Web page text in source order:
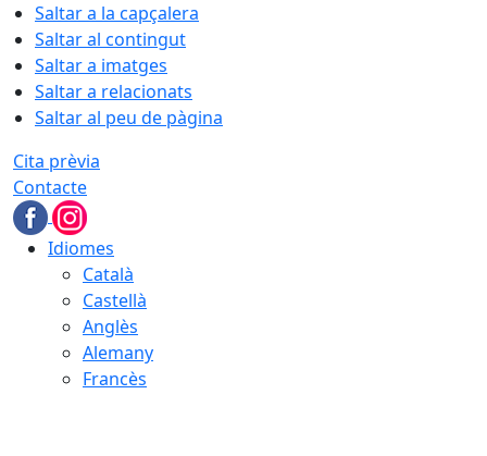
Saltar a la capçalera
Saltar al contingut
Saltar a imatges
Saltar a relacionats
Saltar al peu de pàgina
Cita prèvia
Contacte
Idiomes
Català
Castellà
Anglès
Alemany
Francès